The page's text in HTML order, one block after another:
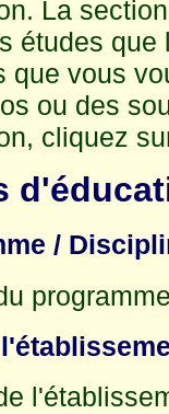
La
études que
que vous
ou des
cliquez
/